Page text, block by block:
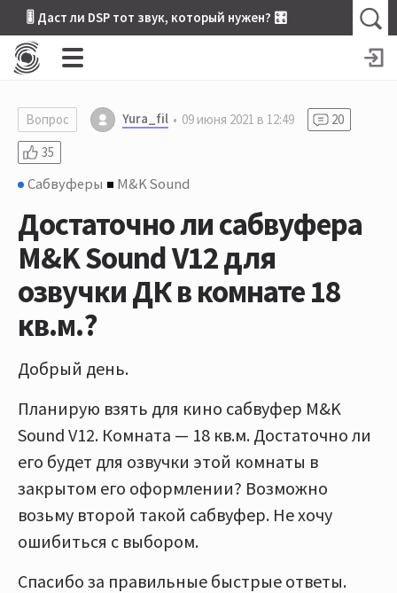
🎚 Даст ли DSP тот звук, который нужен? 🎛
Вопрос Yura_fil 09 июня 2021 в 12:49
20
35
Сабвуферы M&K Sound
Достаточно ли сабвуфера
M&K Sound V12 для
озвучки ДК в комнате 18
кв.м.?
Добрый день.
Планирую взять для кино сабвуфер M&K
Sound V12. Комната — 18 кв.м. Достаточно ли
его будет для озвучки этой комнаты в
закрытом его оформлении? Возможно
возьму второй такой сабвуфер. Не хочу
ошибиться с выбором.
Спасибо за правильные быстрые ответы.